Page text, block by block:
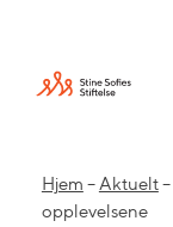
Hjem –Aktuelt–
opplevelsene